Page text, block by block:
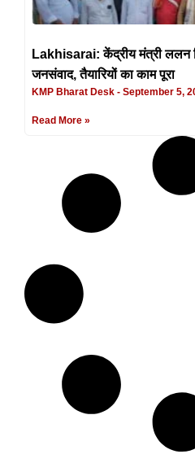
Lakhisarai: केंद्रीय मंत्री
जनसंवाद, तैयारियों का काम पूरा
KMP Bharat Desk September 5,
Read More »